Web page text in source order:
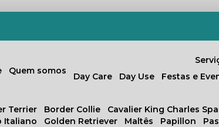
Quem somos
Day Care
Day Use Festas e
Terrier
Border Collie Cavalier King Charles
Italiano
Golden Retriever Maltês Papillon